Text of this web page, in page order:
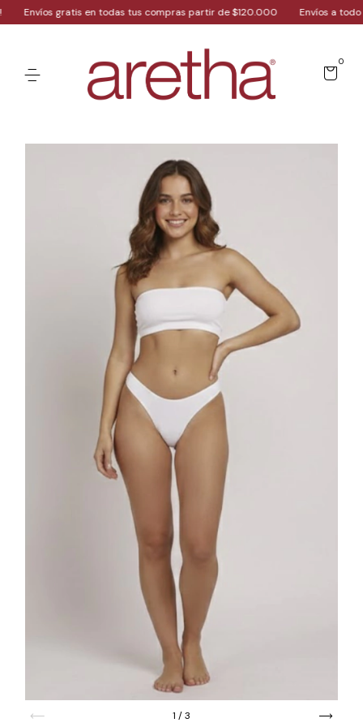
gratis en todas tus compras partir de $120.000 Envíos a todo el país!
0
1 /3